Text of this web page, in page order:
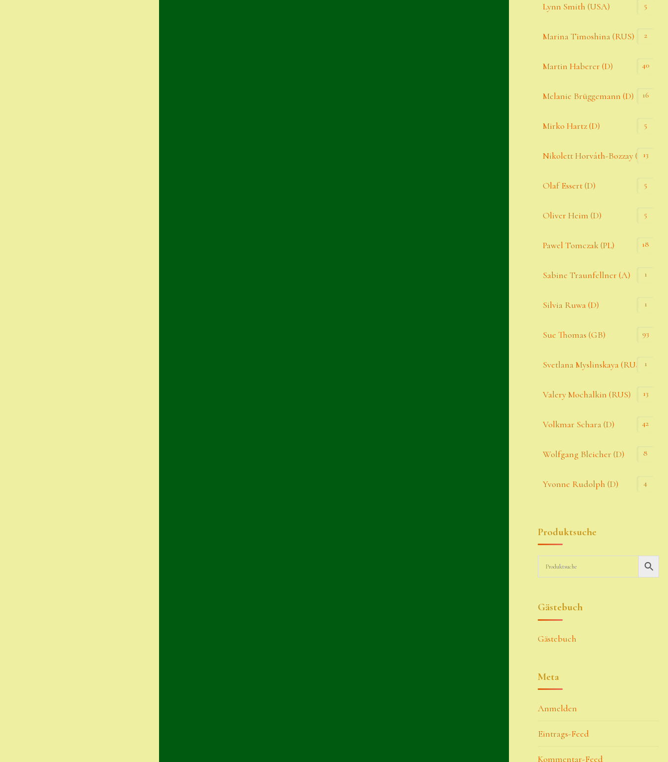
Lynn Smith (USA) 5
Marina Timoshina (RUS) 2
Martin Haberer (D) 40
Melanie Brüggemann (D) 16
Mirko Hartz (D) 5
Nikolett Horváth-Bozzay (A)13
Olaf Essert (D) 5
Oliver Heim (D) 5
Pawel Tomczak (PL) 18
Sabine Traunfellner (A) 1
Silvia Ruwa (D) 1
Sue Thomas (GB) 93
Svetlana Myslinskaya (RUS) 1
Valery Mochalkin (RUS) 13
Volkmar Schara (D) 42
Wolfgang Bleicher (D) 8
Yvonne Rudolph (D) 4
Produktsuche
Gästebuch
Gästebuch
Meta
Anmelden
Eintrags-Feed
Kommentar-Feed